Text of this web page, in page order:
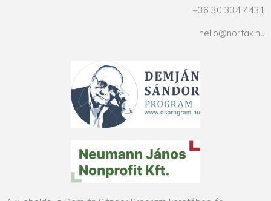
+36 30 334 4431
hello@nortak.hu